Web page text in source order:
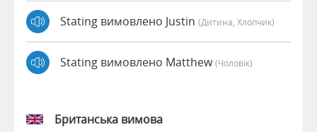
Stating вимовлено Justin (дитина, Хлопчик)
Stating вимовлено Matthew(чоловік)
Британська вимова